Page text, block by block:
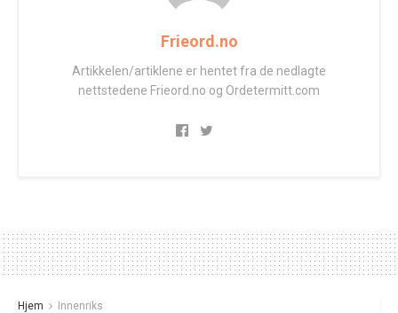
Frieord.no
Artikkelen/artiklene er hentet fra de nedlagte
nettstedene Frieord.no og Ordetermitt.com
Hjem Innenriks